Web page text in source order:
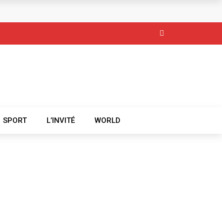
SPORT L’INVITÉ WORLD